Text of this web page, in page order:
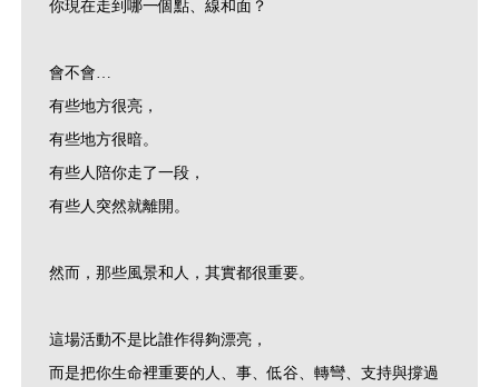
你現在走到哪一個點、線和面？
會不會…
有些地方很亮，
有些地方很暗。
有些人陪你走了一段，
有些人突然就離開。
然而，那些風景和人，其實都很重要。
這場活動不是比誰作得夠漂亮，
而是把你生命裡重要的人、事、低谷、轉彎、支持與撐過